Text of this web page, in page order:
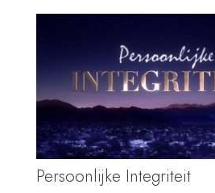
Persoonlijke Integriteit